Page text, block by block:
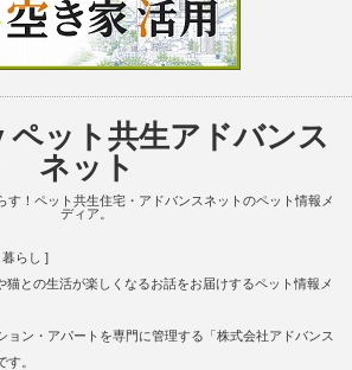
ペット共生アドバンス
ネット
す！ペット共生住宅・アドバンスネットのペット情報メ
ディア。
らし ]
との生活が楽しくなるお話をお届けするペット情報メ
ョン・アパートを専門に管理する「株式会社アドバンス
す。